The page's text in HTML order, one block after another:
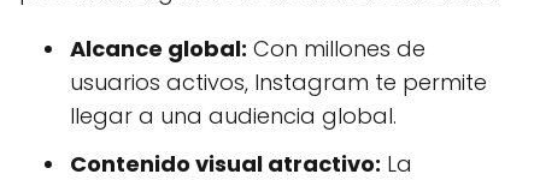
Alcance global: Con millones de
usuarios activos, Instagram te permite
llegar a una audiencia global.
Contenido visual atractivo: La